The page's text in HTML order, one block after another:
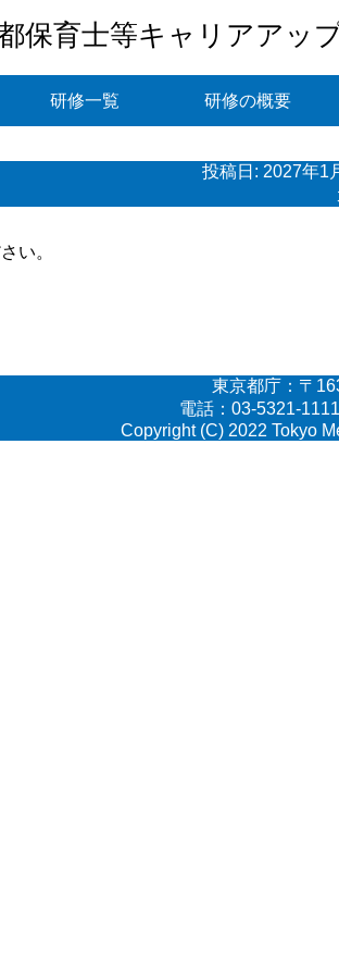
保育士等キャリアアッ
研修一覧 研修の概要
投稿日: 2027年1
い。
東京都庁：〒
電話：03-5321-
Copyright (C) 2022 Tokyo